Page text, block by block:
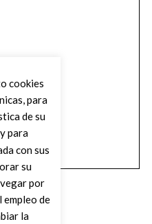
cookies
para
de su
para
con sus
su
por
empleo de
la